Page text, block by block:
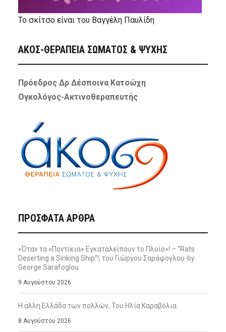
Το σκίτσο είναι του Βαγγέλη Παυλίδη
ΑΚΟΣ-ΘΕΡΑΠΕΙΑ ΣΩΜΑΤΟΣ & ΨΥΧΗΣ
Πρόεδρος Δρ Δέσποινα Κατσώχη
Ογκολόγος-Ακτινοθεραπευτής
ΠΡΌΣΦΑΤΑ ΆΡΘΡΑ
«Όταν τα «Ποντίκια» Εγκαταλείπουν το Πλοίο»! – “Rats
Deserting a Sinking Ship”!, του Γιώργου Σαράφογλου-by
George Sarafoglou
9 Αυγούστου 2026
Η άλλη Ελλάδα των πολλών, Του Ηλία Καραβόλια
8 Αυγούστου 2026